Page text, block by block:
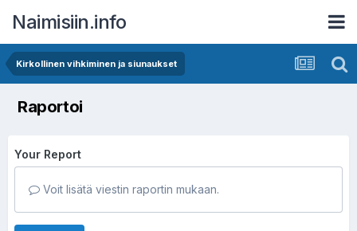
Naimisiin.info
Kirkollinen vihkiminen ja siunaukset
Raportoi
Your Report
Voit lisätä viestin raportin mukaan.